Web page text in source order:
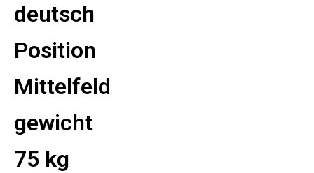
deutsch
Position
Mittelfeld
gewicht
75 kg